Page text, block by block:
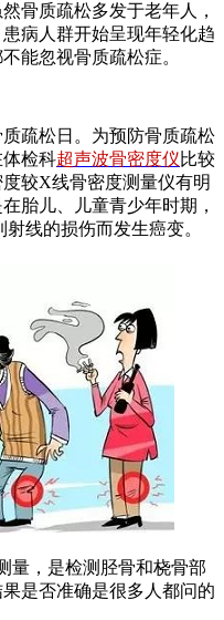
骨质疏松多发于老年人，
病人群开始呈现年轻化趋
能忽视骨质疏松症。
疏松日。为预防骨质疏松
检科超声波骨密度仪比较
较X线骨密度测量仪有明
胎儿、儿童青少年时期，
线的损伤而发生癌变。
量，是检测胫骨和桡骨部
是否准确是很多人都问的